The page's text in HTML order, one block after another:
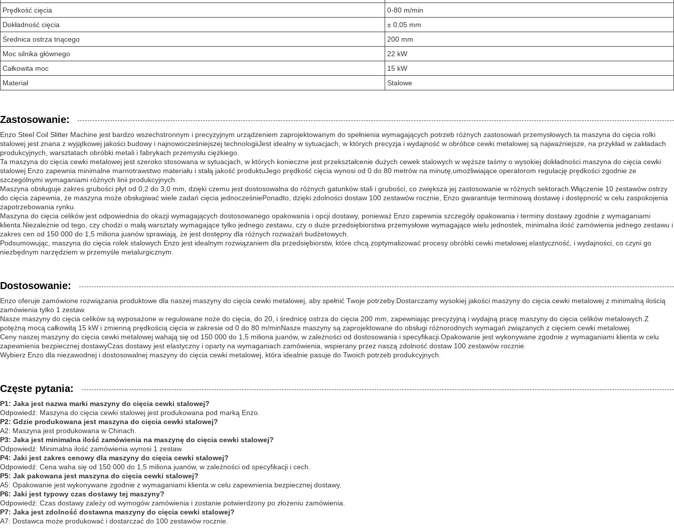
Prędkość cięcia
0-80 m/min
Dokładność cięcia
± 0,05 mm
Średnica ostrza tnącego
200 mm
Moc silnika głównego
22 kW
Całkowita moc
15 kW
Materiał
Stalowe
Zastosowanie:
Enzo Steel Coil Slitter Machine jest bardzo wszechstronnym i precyzyjnym urządzeniem zaprojektowanym do spełnienia wymagających potrzeb różnych zastosowań przemysłowych.ta maszyna do cięcia rolki
stalowej jest znana z wyjątkowej jakości budowy i najnowocześniejszej technologiiJest idealny w sytuacjach, w których precyzja i wydajność w obróbce cewki metalowej są najważniejsze, na przykład w zakładach
produkcyjnych, warsztatach obróbki metali i fabrykach przemysłu ciężkiego.
Ta maszyna do cięcia cewki metalowej jest szeroko stosowana w sytuacjach, w których konieczne jest przekształcenie dużych cewek stalowych w węższe taśmy o wysokiej dokładności.maszyna do cięcia cewki
stalowej Enzo zapewnia minimalne marnotrawstwo materiału i stałą jakość produktuJego prędkość cięcia wynosi od 0 do 80 metrów na minutę,umożliwiające operatorom regulację prędkości zgodnie ze
szczególnymi wymaganiami różnych linii produkcyjnych.
Maszyna obsługuje zakres grubości płyt od 0,2 do 3,0 mm, dzięki czemu jest dostosowalna do różnych gatunków stali i grubości, co zwiększa jej zastosowanie w różnych sektorach.Włączenie 10 zestawów ostrzy
do cięcia zapewnia, że maszyna może obsługiwać wiele zadań cięcia jednocześniePonadto, dzięki zdolności dostaw 100 zestawów rocznie, Enzo gwarantuje terminową dostawę i dostępność w celu zaspokojenia
zapotrzebowania rynku.
Maszyna do cięcia celików jest odpowiednia do okazji wymagających dostosowanego opakowania i opcji dostawy, ponieważ Enzo zapewnia szczegóły opakowania i terminy dostawy zgodnie z wymaganiami
klienta.Niezależnie od tego, czy chodzi o małą warsztaty wymagające tylko jednego zestawu, czy o duże przedsiębiorstwa przemysłowe wymagające wielu jednostek, minimalna ilość zamówienia jednego zestawu i
zakres cen od 150 000 do 1,5 miliona juanów sprawiają, że jest dostępny dla różnych rozważań budżetowych.
Podsumowując, maszyna do cięcia rolek stalowych Enzo jest idealnym rozwiązaniem dla przedsiębiorstw, które chcą zoptymalizować procesy obróbki cewki metalowej.elastyczność, i wydajności, co czyni go
niezbędnym narzędziem w przemyśle metalurgicznym.
Dostosowanie:
Enzo oferuje zamówione rozwiązania produktowe dla naszej maszyny do cięcia cewki metalowej, aby spełnić Twoje potrzeby.Dostarczamy wysokiej jakości maszyny do cięcia cewki metalowej z minimalną ilością
zamówienia tylko 1 zestaw.
Nasze maszyny do cięcia celików są wyposażone w regulowane noże do cięcia, do 20, i średnicę ostrza do cięcia 200 mm, zapewniając precyzyjną i wydajną pracę maszyny do cięcia celików metalowych.Z
potężną mocą całkowitą 15 kW i zmienną prędkością cięcia w zakresie od 0 do 80 m/minNasze maszyny są zaprojektowane do obsługi różnorodnych wymagań związanych z cięciem cewki metalowej.
Ceny naszej maszyny do cięcia cewki metalowej wahają się od 150 000 do 1,5 miliona juanów, w zależności od dostosowania i specyfikacji.Opakowanie jest wykonywane zgodnie z wymaganiami klienta w celu
zapewnienia bezpiecznej dostawyCzas dostawy jest elastyczny i oparty na wymaganiach zamówienia, wspierany przez naszą zdolność dostaw 100 zestawów rocznie.
Wybierz Enzo dla niezawodnej i dostosowalnej maszyny do cięcia cewki metalowej, która idealnie pasuje do Twoich potrzeb produkcyjnych.
Częste pytania:
P1: Jaka jest nazwa marki maszyny do cięcia cewki stalowej?
Odpowiedź: Maszyna do cięcia cewki stalowej jest produkowana pod marką Enzo.
P2: Gdzie produkowana jest maszyna do cięcia cewki stalowej?
A2: Maszyna jest produkowana w Chinach.
P3: Jaka jest minimalna ilość zamówienia na maszynę do cięcia cewki stalowej?
Odpowiedź: Minimalna ilość zamówienia wynosi 1 zestaw.
P4: Jaki jest zakres cenowy dla maszyny do cięcia cewki stalowej?
Odpowiedź: Cena waha się od 150 000 do 1,5 miliona juanów, w zależności od specyfikacji i cech.
P5: Jak pakowana jest maszyna do cięcia cewki stalowej?
A5: Opakowanie jest wykonywane zgodnie z wymaganiami klienta w celu zapewnienia bezpiecznej dostawy.
P6: Jaki jest typowy czas dostawy tej maszyny?
Odpowiedź: Czas dostawy zależy od wymogów zamówienia i zostanie potwierdzony po złożeniu zamówienia.
P7: Jaka jest zdolność dostawna maszyny do cięcia cewki stalowej?
A7: Dostawca może produkować i dostarczać do 100 zestawów rocznie.